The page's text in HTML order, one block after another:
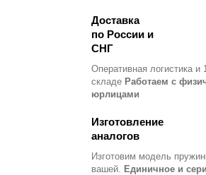
Доставка
по России и
СНГ
Оперативная логистика и
складе Работаем с
юрлицами
Изготовление
аналогов
Изготовим модель
вашей. Единичное и